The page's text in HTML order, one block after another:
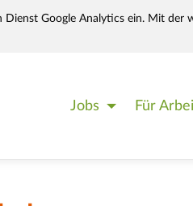
Google Analytics ein. Mit der
Jobs Für